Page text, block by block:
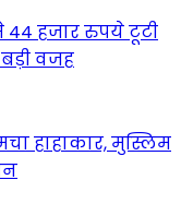
44 हजार रुपये टूटी
वजह
हाहाकार, मुस्लिम